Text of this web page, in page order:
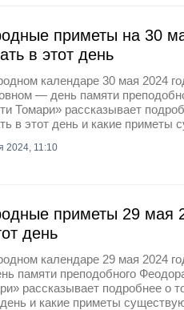
приметы на 30
в этот день
календаре 30 мая 2024
— день памяти
Томари» рассказывает
в этот день и какие приметы
2024, 11:10
приметы 29 мая
день
календаре 29 мая 2024
памяти преподобного
рассказывает подробнее о
и какие приметы